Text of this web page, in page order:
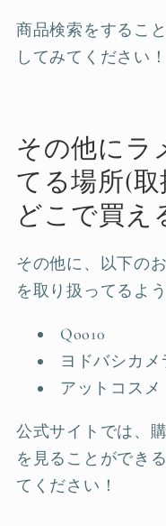
商品検索をするこ
してみてください！
その他にラ
てる場所(
どこで買え
その他に、以下の
を取り扱ってるよ
Qoo10
ヨドバシカメ
アットコスメ
公式サイトでは、
を見ることができ
てください！